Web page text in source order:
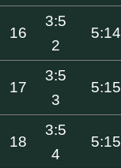
16
3:5
2
5:14
17
3:5
3
5:15
18
3:5
4
5:15